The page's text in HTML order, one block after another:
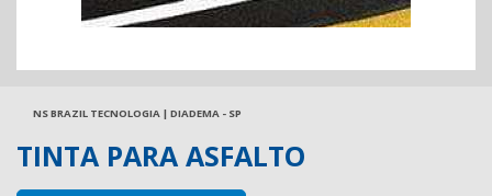
NS BRAZIL TECNOLOGIA | DIADEMA - SP
TINTA PARA ASFALTO